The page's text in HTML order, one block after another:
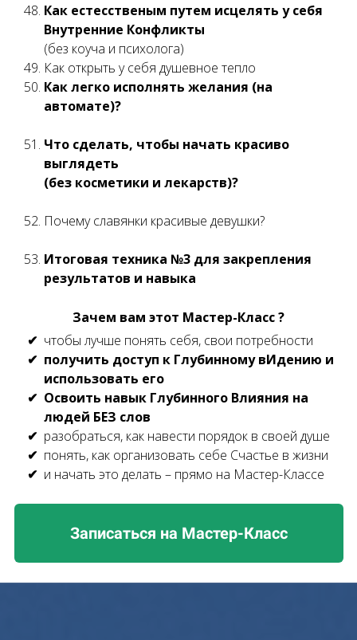
Как естесственым путем исцелять у себя
Внутренние Конфликты
(без коуча и психолога)
Как открыть у себя душевное тепло
Как легко исполнять желания (на
автомате)?
Что сделать, чтобы начать красиво
выглядеть
(без косметики и лекарств)?
Почему славянки красивые девушки?
Итоговая техника №3 для закрепления
результатов и навыка
Зачем вам этот Мастер-Класс ?
чтобы лучше понять себя, свои потребности
получить доступ к Глубинному вИдению и
использовать его
Освоить навык Глубинного Влияния на
людей БЕЗ слов
разобраться, как навести порядок в своей душе
понять, как организовать себе Счастье в жизни
и начать это делать – прямо на Мастер-Классе
Записаться на Мастер-Класс